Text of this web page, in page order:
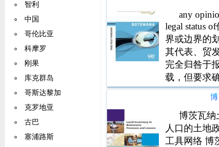
智利
中国
哥伦比亚
科摩罗
刚果
库克群岛
哥斯达黎加
克罗地亚
古巴
塞浦路斯
any
legal status
界或边界的
其代表、贸
完全归咎于
载，但要求
发会议秘书
博茨瓦纳
人口的土地
工具网络 博